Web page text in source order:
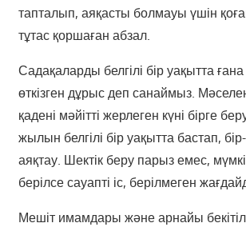
тапталып, аяқасты болмауы үшін
тұтас қоршаған абзал.
Садақаларды белгілі бір уақытта
өткізген дұрыс деп санаймыз. Мәселен
қадені мәйітті жерлеген күні бірге
жылын белгілі бір уақытта бастап, бір-
аяқтау. Шектік беру парыз емес,
берілсе сауапті іс, берілмеген
Мешіт имамдары және арнайы